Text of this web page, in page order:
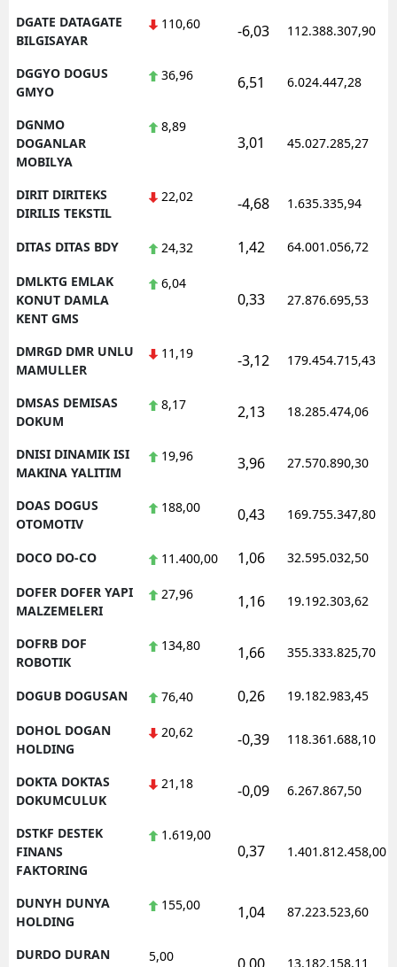
DGATE DATAGATE
BILGISAYAR
110,60 -6,03 112.388.307,90
DGGYO DOGUS
GMYO
36,96 6,51 6.024.447,28
DGNMO
DOGANLAR
MOBILYA
8,89
3,01 45.027.285,27
DIRIT DIRITEKS
DIRILIS TEKSTIL
22,02 -4,68 1.635.335,94
DITAS DITAS BDY 24,32 1,42 64.001.056,72
DMLKTG EMLAK
KONUT DAMLA
KENT GMS
6,04
0,33 27.876.695,53
DMRGD DMR UNLU
MAMULLER
11,19 -3,12 179.454.715,43
DMSAS DEMISAS
DOKUM
8,17 2,13 18.285.474,06
DNISI DINAMIK ISI
MAKINA YALITIM
19,96 3,96 27.570.890,30
DOAS DOGUS
OTOMOTIV
188,00 0,43 169.755.347,80
DOCO DO-CO 11.400,00 1,06 32.595.032,50
DOFER DOFER YAPI
MALZEMELERI
27,96 1,16 19.192.303,62
DOFRB DOF
ROBOTIK
134,80 1,66 355.333.825,70
DOGUB DOGUSAN 76,40 0,26 19.182.983,45
DOHOL DOGAN
HOLDING
20,62 -0,39 118.361.688,10
DOKTA DOKTAS
DOKUMCULUK
21,18 -0,09 6.267.867,50
DSTKF DESTEK
FINANS
FAKTORING
1.619,00
0,37 1.401.812.458,00
DUNYH DUNYA
HOLDING
155,00 1,04 87.223.523,60
DURDO DURAN
5,00 13.182.158,11